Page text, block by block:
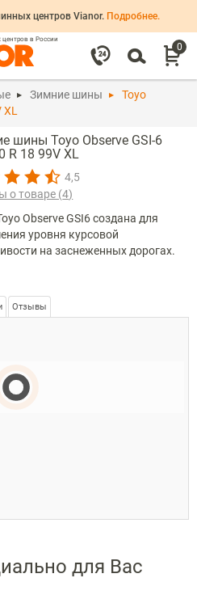
центров Vianor. Подробнее.
0
центров в России
Зимние шины
Toyo
шины Toyo Observe GSI-6
R 18 99V XL
4,5
о товаре (4)
Observe GSI6 создана для
уровня курсовой
на заснеженных дорогах.
Отзывы
для Вас